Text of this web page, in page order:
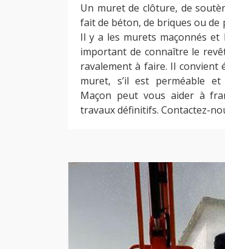
Un muret de clôture, de
fait de béton, de briques ou
Il y a les murets maçonnés
important de connaître le
ravalement à faire. Il convient
muret, s’il est perméable
Maçon peut vous aider à
travaux définitifs. Contactez-